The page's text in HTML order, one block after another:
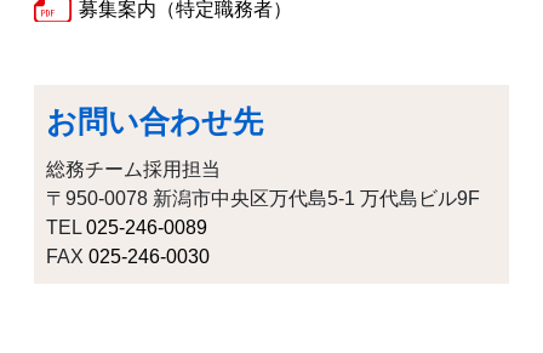
募集案内（特定職務者）
お問い合わせ先
総務チーム採用担当
〒950-0078 新潟市中央区万代島5-1 万代島ビル9F
TEL025-246-0089
FAX025-246-0030